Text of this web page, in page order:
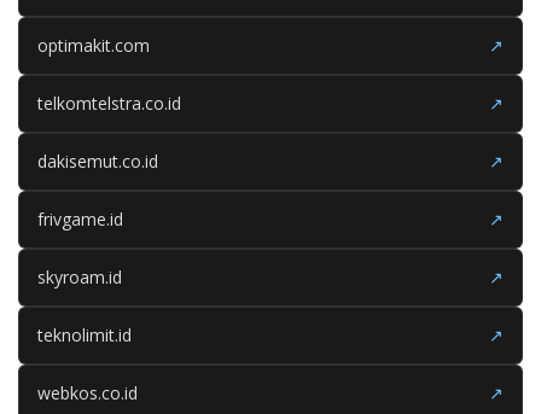
optimakit.com ↗
telkomtelstra.co.id ↗
dakisemut.co.id ↗
frivgame.id ↗
skyroam.id ↗
teknolimit.id ↗
webkos.co.id ↗